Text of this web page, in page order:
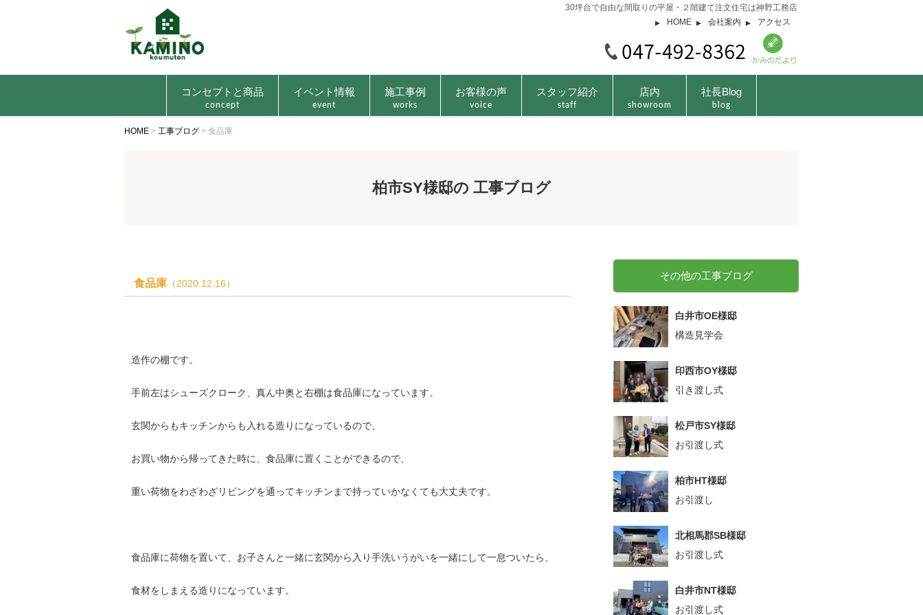
30坪台で自由な間取りの平屋・２階建て注文住宅は神野工務店
HOME
会社案内 アクセス
コンセプトと商品
concept
イベント情報
event
施工事例
works
お客様の声
voice
スタッフ紹介
staff
店内
showroom
社長Blog
blog
HOME > 工事ブログ > 食品庫
柏市SY様邸の 工事ブログ
食品庫 （2020.12.16）
造作の棚です。
手前左はシューズクローク、真ん中奥と右棚は食品庫になっています。
玄関からもキッチンからも入れる造りになっているので、
お買い物から帰ってきた時に、食品庫に置くことができるので、
重い荷物をわざわざリビングを通ってキッチンまで持っていかなくても大丈夫です。
食品庫に荷物を置いて、お子さんと一緒に玄関から入り手洗いうがいを一緒にして一息ついたら、
食材をしまえる造りになっています。
その他の工事ブログ
白井市OE様邸
構造見学会
印西市OY様邸
引き渡し式
松戸市SY様邸
お引渡し式
柏市HT様邸
お引渡し
北相馬郡SB様邸
お引渡し式
白井市NT様邸
お引渡し式